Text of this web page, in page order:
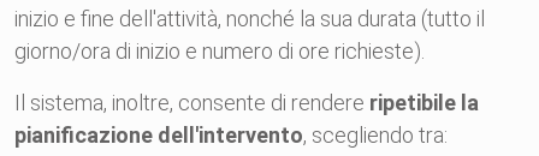
inizio e fine dell'attività, nonché la sua durata (tutto il
giorno/ora di inizio e numero di ore richieste).
Il sistema, inoltre, consente di rendere ripetibile la
pianificazione dell'intervento, scegliendo tra: